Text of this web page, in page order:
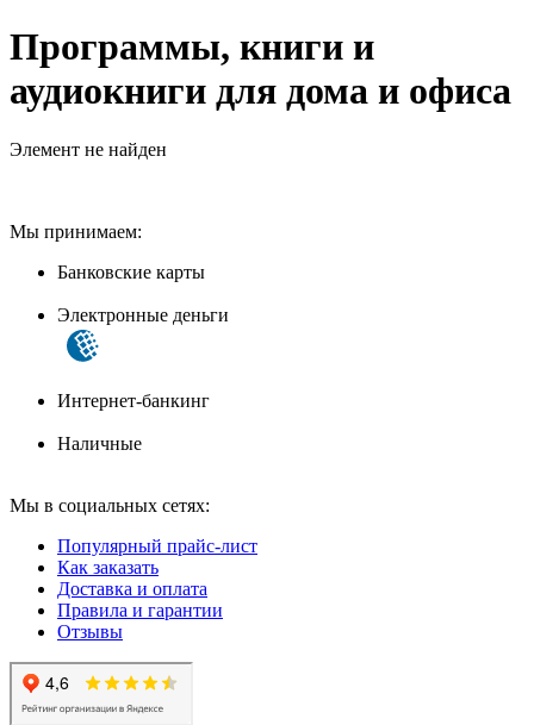
Программы, книги и
аудиокниги для дома и офиса
Элемент не найден
Мы принимаем:
Банковские карты
Электронные деньги
Интернет-банкинг
Наличные
Мы в социальных сетях:
Популярный прайс-лист
Как заказать
Доставка и оплата
Правила и гарантии
Отзывы